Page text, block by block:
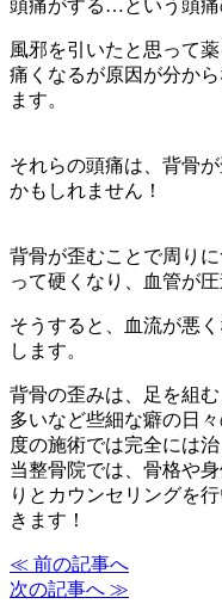
頭痛がする…という頭痛
風邪を引いたと思って
痛くなるが原因が分か
ます。
それらの頭痛は、背骨
かもしれません！
背骨が歪むことで周り
って硬くなり、血管が圧
そうすると、血流が悪
します。
背骨の歪みは、足を組
多いなど些細な癖の日
度の施術では完全には治
当整骨院では、骨格や
りとカウンセリングを
きます！
≪ 前の記事へ
次の記事へ ≫